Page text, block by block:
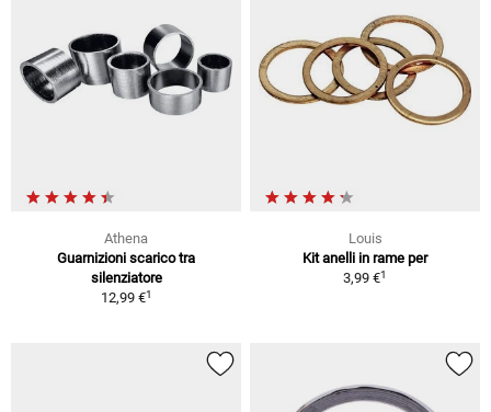
Athena
Guarnizioni scarico tra
silenziatore
12,99 €1
Louis
Kit anelli in rame per
3,99 €1